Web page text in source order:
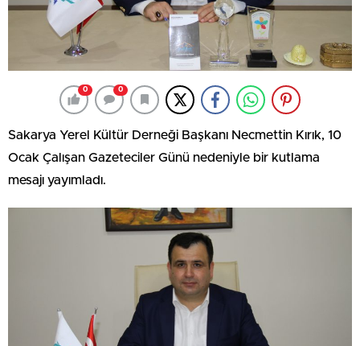
0 0
Sakarya Yerel Kültür Derneği Başkanı Necmettin Kırık, 10
Ocak Çalışan Gazeteciler Günü nedeniyle bir kutlama
mesajı yayımladı.